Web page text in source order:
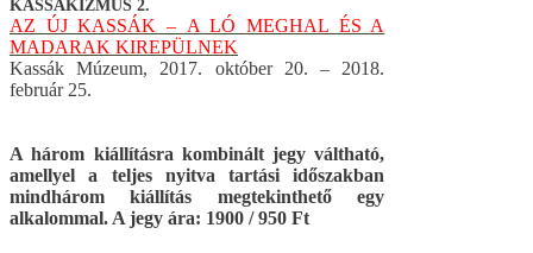
KASSÁKIZMUS 2.
AZ ÚJ KASSÁK – A LÓ MEGHAL ÉS A
MADARAK KIREPÜLNEK
Kassák Múzeum, 2017. október 20. – 2018.
február 25.
A három kiállításra kombinált jegy váltható,
amellyel a teljes nyitva tartási időszakban
mindhárom kiállítás megtekinthető egy
alkalommal. A jegy ára: 1900 / 950 Ft